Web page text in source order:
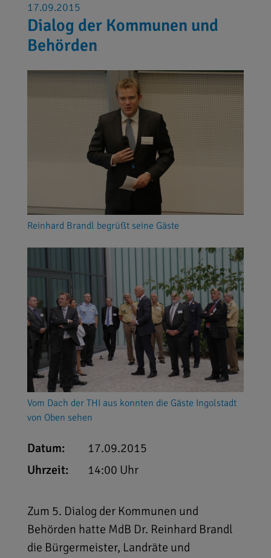
17.09.2015
Dialog der Kommunen und
Behörden
Reinhard Brandl begrüßt seine Gäste
Vom Dach der THI aus konnten die Gäste Ingolstadt
von Oben sehen
Datum:
17.09.2015
Uhrzeit:
14:00 Uhr
Zum 5. Dialog der Kommunen und
Behörden hatte MdB Dr. Reinhard Brandl
die Bürgermeister, Landräte und